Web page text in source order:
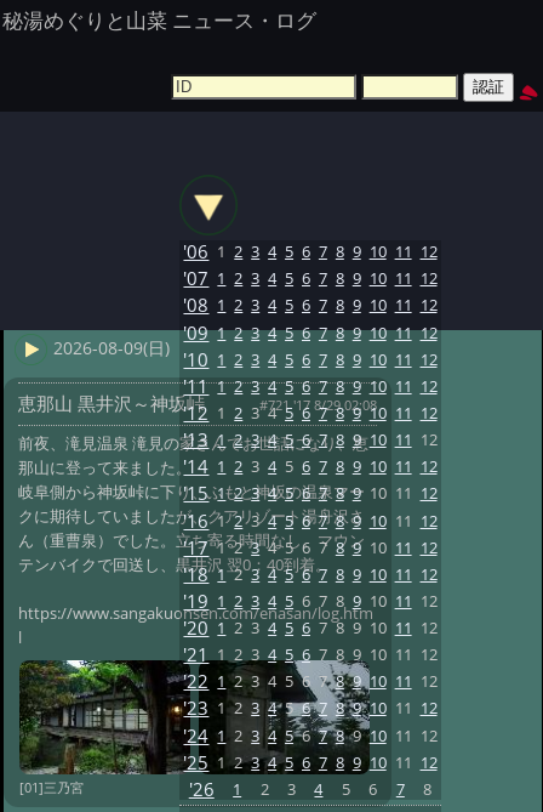
秘湯めぐりと山菜 ニュース・ログ
2026-08-09(日)
恵那山 黒井沢～神坂峠 #721 '17 8/29 02:08
前夜、滝見温泉 滝見の家さんでお世話になり、恵
那山に登って来ました。
岐阜側から神坂峠に下り、ふもと神坂の温泉マー
クに期待していましたが、クアリゾート湯舟沢さ
ん（重曹泉）でした。立ち寄る時間なし。マウン
テンバイクで回送し、黒井沢 翌0：40到着。
https://www.sangakuonsen.com/enasan/log.htm
l
[01]三乃宮
'06 1 2 3 4 5 6 7 8 9 10 11 12
'07 1 2 3 4 5 6 7 8 9 10 11 12
'08 1 2 3 4 5 6 7 8 9 10 11 12
'09 1 2 3 4 5 6 7 8 9 10 11 12
'10 1 2 3 4 5 6 7 8 9 10 11 12
'11 1 2 3 4 5 6 7 8 9 10 11 12
'12 1 2 3 4 5 6 7 8 9 10 11 12
'13 1 2 3 4 5 6 7 8 9 10 11 12
'14 1 2 3 4 5 6 7 8 9 10 11 12
'15 1 2 3 4 5 6 7 8 9 10 11 12
'16 1 2 3 4 5 6 7 8 9 10 11 12
'17 1 2 3 4 5 6 7 8 9 10 11 12
'18 1 2 3 4 5 6 7 8 9 10 11 12
'19 1 2 3 4 5 6 7 8 9 10 11 12
'20 1 2 3 4 5 6 7 8 9 10 11 12
'21 1 2 3 4 5 6 7 8 9 10 11 12
'22 1 2 3 4 5 6 7 8 9 10 11 12
'23 1 2 3 4 5 6 7 8 9 10 11 12
'24 1 2 3 4 5 6 7 8 9 10 11 12
'25 1 2 3 4 5 6 7 8 9 10 11 12
'26 1 2 3 4 5 6 7 8